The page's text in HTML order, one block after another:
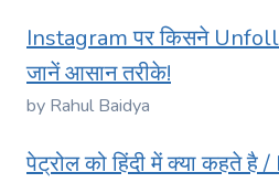
Instagram पर किसने
जानें आसान तरीके!
by Rahul Baidya
पेट्रोल को हिंदी में क्या कहते